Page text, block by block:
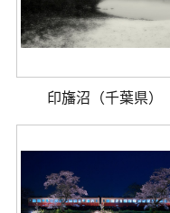
印旛沼（千葉県）